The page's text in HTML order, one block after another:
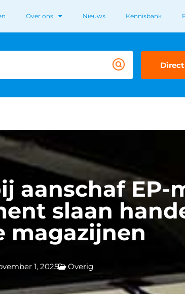
Over ons Nieuws Kennisbank
aanschaf EP-
slaan
magazijnen
1, 2025 Overig